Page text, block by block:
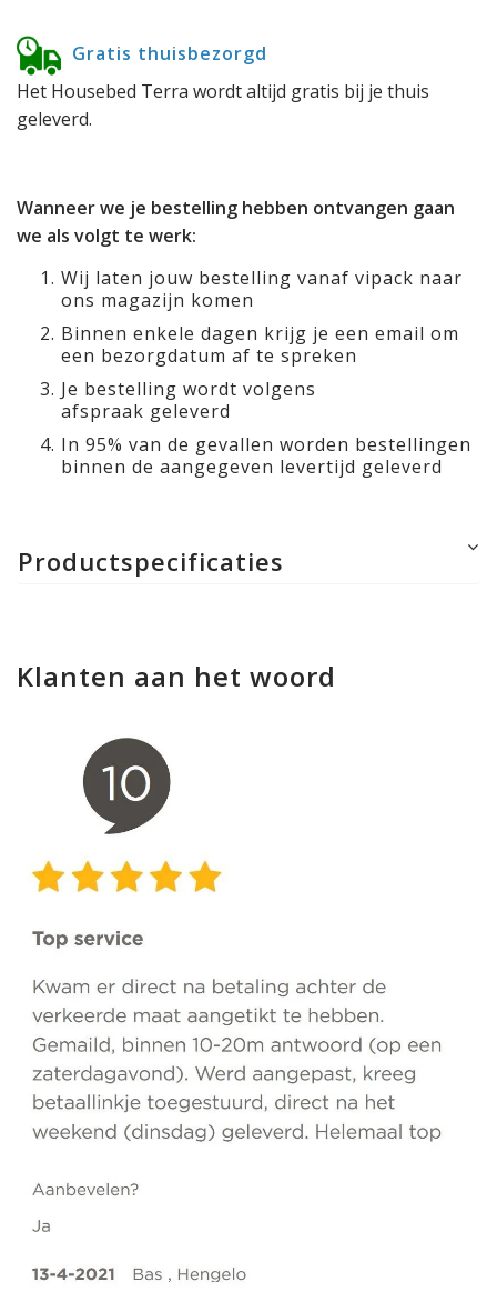
Gratis thuisbezorgd
Het Housebed Terra wordt altijd gratis bij je thuis
geleverd.
Wanneer we je bestelling hebben ontvangen gaan
we als volgt te werk:
Wij laten jouw bestelling vanaf vipack naar
ons magazijn komen
Binnen enkele dagen krijg je een email om
een bezorgdatum af te spreken
Je bestelling wordt volgens
afspraak geleverd
In 95% van de gevallen worden bestellingen
binnen de aangegeven levertijd geleverd
Productspecificaties
Klanten aan het woord